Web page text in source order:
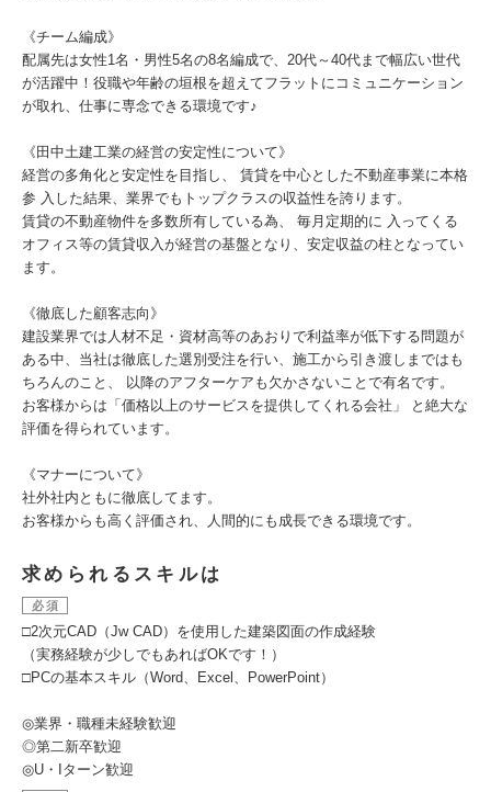
《チーム編成》
配属先は女性1名・男性5名の8名編成で、20代～40代まで幅広い世代
が活躍中！役職や年齢の垣根を超えてフラットにコミュニケーション
が取れ、仕事に専念できる環境です♪
《田中土建工業の経営の安定性について》
経営の多角化と安定性を目指し、 賃貸を中心とした不動産事業に本格
参 入した結果、業界でもトップクラスの収益性を誇ります。
賃貸の不動産物件を多数所有している為、 毎月定期的に 入ってくる
オフィス等の賃貸収入が経営の基盤となり、安定収益の柱となってい
ます。
《徹底した顧客志向》
建設業界では人材不足・資材高等のあおりで利益率が低下する問題が
ある中、当社は徹底した選別受注を行い、施工から引き渡しまではも
ちろんのこと、 以降のアフターケアも欠かさないことで有名です。
お客様からは「価格以上のサービスを提供してくれる会社」 と絶大な
評価を得られています。
《マナーについて》
社外社内ともに徹底してます。
お客様からも高く評価され、人間的にも成長できる環境です。
求められるスキルは
必須
□2次元CAD（Jw CAD）を使用した建築図面の作成経験
（実務経験が少しでもあればOKです！）
□PCの基本スキル（Word、Excel、PowerPoint）
◎業界・職種未経験歓迎
◎第二新卒歓迎
◎U・Iターン歓迎